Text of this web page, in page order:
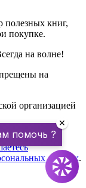
полезных книг,
покупке.
на волне!
на
организацией
сайта.
данных.
помочь ?
✕